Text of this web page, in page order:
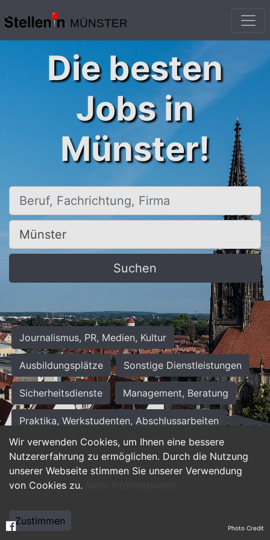
MÜNSTER
Wir verwenden Cookies, um Ihnen eine bessere
Nutzererfahrung zu ermöglichen. Durch die Nutzung
unserer Webseite stimmen Sie unserer Verwendung
von Cookies zu. Mehr Informationen
Zustimmen
Die besten
Jobs in
Münster!
Beruf, Fachrichtung, Firma
Ort, Stadt
Suchen
Journalismus, PR, Medien, Kultur
Ausbildungsplätze Sonstige Dienstleistungen
Sicherheitsdienste Management, Beratung
Praktika, Werkstudenten, Abschlussarbeiten
Personalwesen Assistenz, Sekretariat
Hilfskräfte, Aushilfs- und Nebenjobs
Weiterbildung, Studium, duale Ausbildung Photo Credit